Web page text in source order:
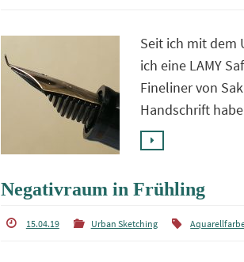
Seit ich mit dem
ich eine LAMY
Fineliner von
Handschrift
Negativraum in Frühling
15.04.19 Urban Sketching